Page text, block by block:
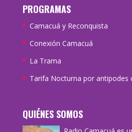
PROGRAMAS
Camacuá y Reconquista
Conexión Camacuá
La Trama
Tarifa Nocturna por antipodes
QUIÉNES SOMOS